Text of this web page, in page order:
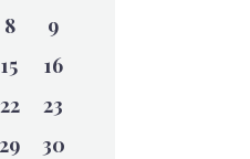
8
9
15
16
22
23
29
30